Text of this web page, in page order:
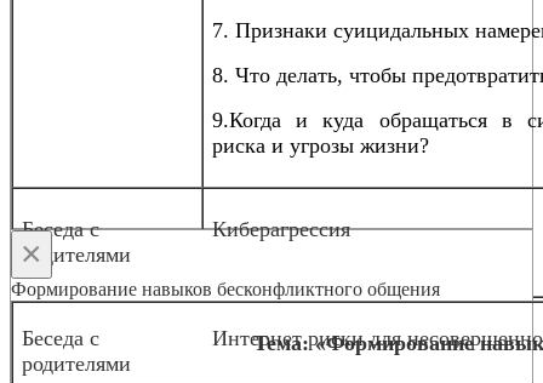
7. Признаки суицидальных
8. Что делать, чтобы
9.Когда и куда обращаться в
риска и угрозы жизни?
Беседа с
родителями
Киберагрессия
Беседа с
родителями
Интернет риски для
×
Формирование навыков бесконфликтного общения
Тема: «Формирование